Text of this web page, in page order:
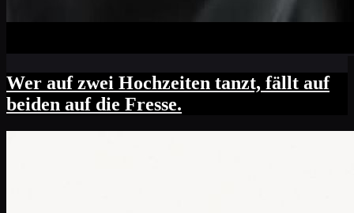
Wer auf zwei Hochzeiten tanzt, fällt auf
beiden auf die Fresse.